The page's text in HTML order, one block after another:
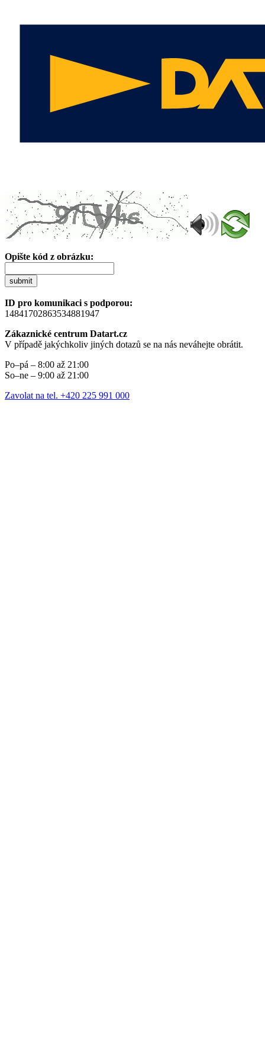
Opište kód z obrázku:
submit
ID pro komunikaci s podporou:
14841702863534881947
Zákaznické centrum Datart.cz
V případě jakýchkoliv jiných dotazů se na nás neváhejte obrátit.
Po–pá – 8:00 až 21:00
So–ne – 9:00 až 21:00
Zavolat na tel. +420 225 991 000